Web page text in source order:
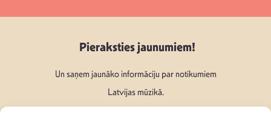
Pieraksties jaunumiem!
Un saņem jaunāko informāciju par notikumiem
Latvijas mūzikā.